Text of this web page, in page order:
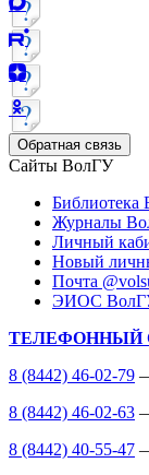
Обратная связь
Сайты ВолГУ
Библиотека
Журналы
Личный
Новый
Почта
ЭИОС
ТЕЛЕФОННЫЙ
8 (8442) 46-02-79
8 (8442) 46-02-63
8 (8442) 40-55-47